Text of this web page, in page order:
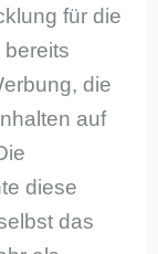
für die
die
auf
diese
das